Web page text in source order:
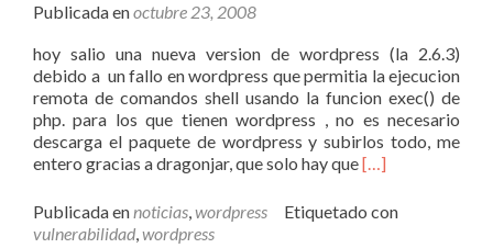
Publicada enoctubre 23, 2008
hoy salio una nueva version de wordpress (la 2.6.3)
debido a un fallo en wordpress que permitia la ejecucion
remota de comandos shell usando la funcion exec() de
php. para los que tienen wordpress , no es necesario
descarga el paquete de wordpress y subirlos todo, me
entero gracias a dragonjar, que solo hay queLeer
salio
[…]
Publicada ennoticias,wordpress
Etiquetado con
vulnerabilidad,wordpress